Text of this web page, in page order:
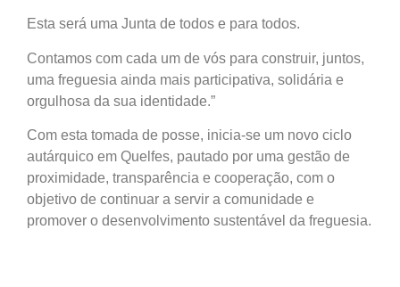
Esta será uma Junta de todos e para todos.
Contamos com cada um de vós para construir, juntos,
uma freguesia ainda mais participativa, solidária e
orgulhosa da sua identidade.”
Com esta tomada de posse, inicia-se um novo ciclo
autárquico em Quelfes, pautado por uma gestão de
proximidade, transparência e cooperação, com o
objetivo de continuar a servir a comunidade e
promover o desenvolvimento sustentável da freguesia.